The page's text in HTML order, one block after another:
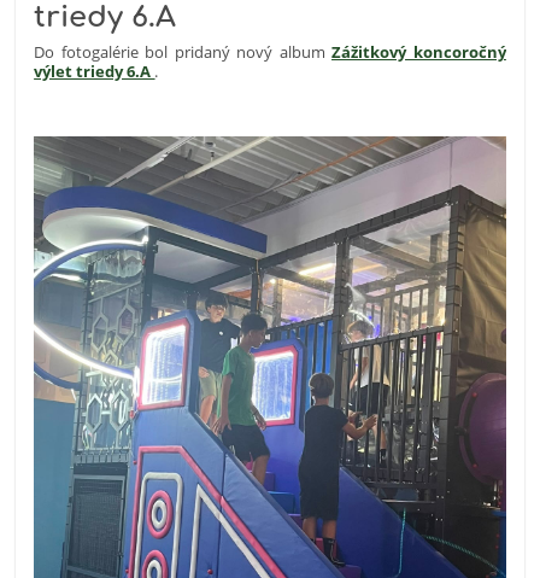
triedy 6.A
Do fotogalérie bol pridaný nový albumZážitkový koncoročný
výlet triedy 6.A .